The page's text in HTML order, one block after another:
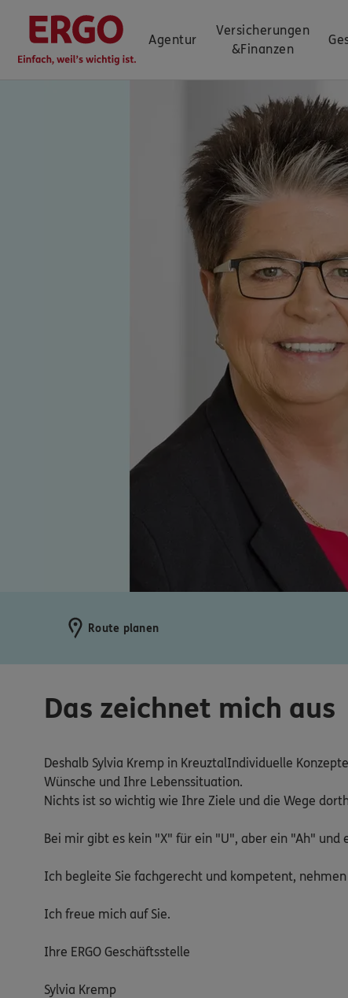
Agentur
Versicherungen
&Finanzen
Route planen
Das zeichnet mich aus
Deshalb Sylvia Kremp in KreuztalIndividuelle
Wünsche und Ihre Lebenssituation.
Nichts ist so wichtig wie Ihre Ziele und die Wege
Bei mir gibt es kein "X" für ein "U", aber ein "Ah" und
Ich begleite Sie fachgerecht und kompetent,
Ich freue mich auf Sie.
Ihre ERGO Geschäftsstelle
Sylvia Kremp